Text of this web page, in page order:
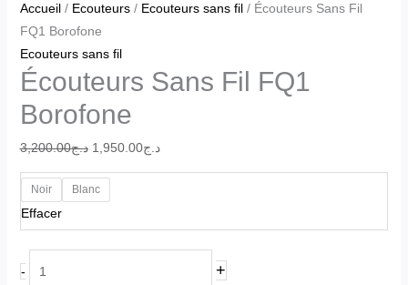
Accueil/ Ecouteurs/ Ecouteurs sans fil/ Écouteurs Sans Fil
FQ1 Borofone
Ecouteurs sans fil
Écouteurs Sans Fil FQ1
Borofone
د.ج3,200.00 د.ج1,950.00
Noir Blanc
Effacer
- +